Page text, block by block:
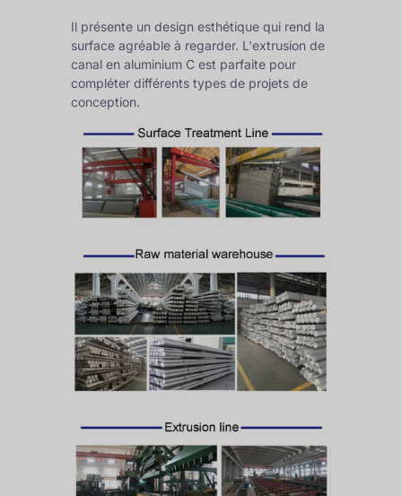
Il présente un design esthétique qui rend la
surface agréable à regarder. L'extrusion de
canal en aluminium C est parfaite pour
compléter différents types de projets de
conception.